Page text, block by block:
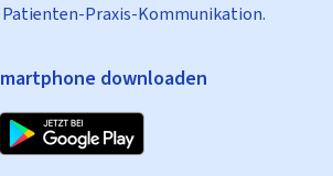
Praxis-Kommunikation.
downloaden